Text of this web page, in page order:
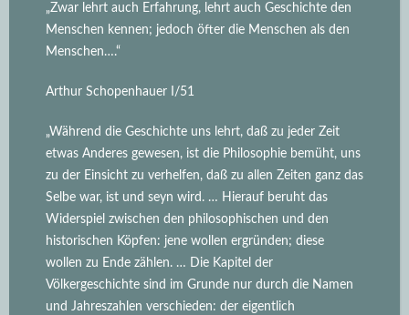
„Zwar lehrt auch Erfahrung, lehrt auch Geschichte den
Menschen kennen; jedoch öfter die Menschen als den
Menschen….“
Arthur Schopenhauer I/51
„Während die Geschichte uns lehrt, daß zu jeder Zeit
etwas Anderes gewesen, ist die Philosophie bemüht, uns
zu der Einsicht zu verhelfen, daß zu allen Zeiten ganz das
Selbe war, ist und seyn wird. … Hierauf beruht das
Widerspiel zwischen den philosophischen und den
historischen Köpfen: jene wollen ergründen; diese
wollen zu Ende zählen. … Die Kapitel der
Völkergeschichte sind im Grunde nur durch die Namen
und Jahreszahlen verschieden: der eigentlich